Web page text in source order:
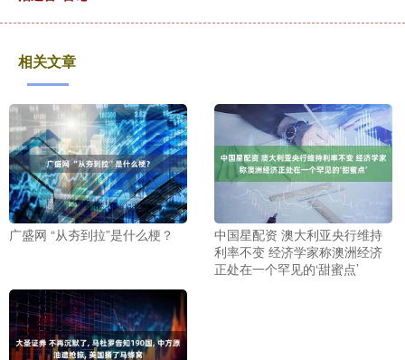
相关文章
广盛网 “从夯到拉”是什么梗？
中国星配资 澳大利亚央行维持
利率不变 经济学家称澳洲经济
正处在一个罕见的‘甜蜜点’